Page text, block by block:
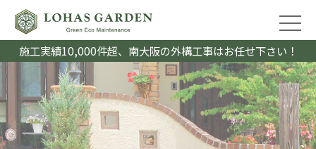
施工実績10,000件超、南大阪の外構工事はお任せ下さい！